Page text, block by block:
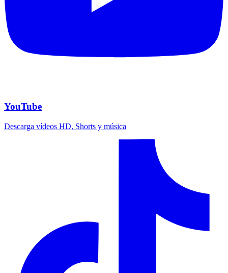
YouTube
Descarga vídeos HD, Shorts y música